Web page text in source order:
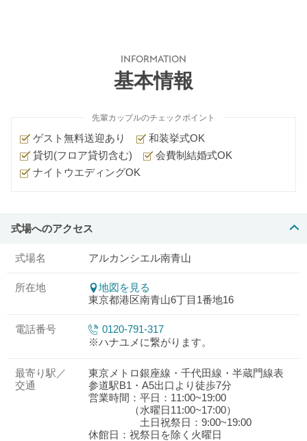
INFORMATION
基本情報
先輩カップルのチェックポイント
ゲスト無料送迎あり
和装挙式OK
貸切(フロア貸切含む)
会費制結婚式OK
ナイトウエディングOK
式場へのアクセス
式場名 アルカンシエル南青山
所在地
地図を見る
東京都港区南青山6丁目1番地16
電話番号
0120-791-317
※ハナユメに繋がります。
最寄り駅／
交通
東京メトロ銀座線・千代田線・半蔵門線表
参道駅B1・A5出口より徒歩7分
営業時間：平日：11:00~19:00
（水曜日11:00~17:00）
土日祝祭日：9:00~19:00
休館日：祝祭日を除く火曜日